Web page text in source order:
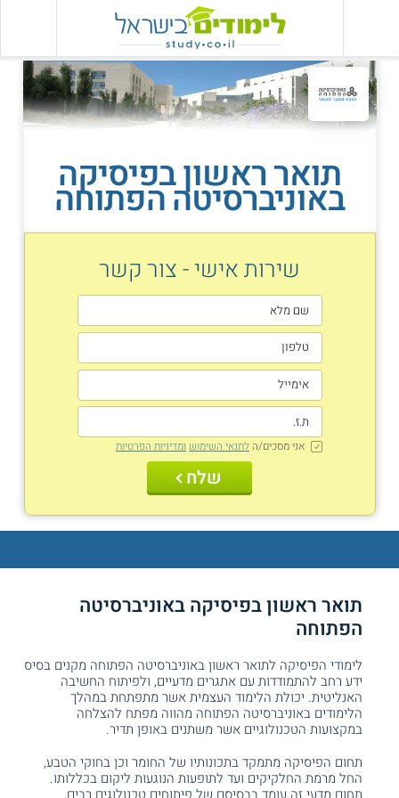
תואר ראשון בפיסיקה
באוניברסיטה הפתוחה
שירות אישי - צור קשר
אני מסכים/ה לתנאי השימוש ומדיניות הפרטיות
שלח
תואר ראשון בפיסיקה באוניברסיטה
הפתוחה
לימודי הפיסיקה לתואר ראשון באוניברסיטה הפתוחה מקנים בסיס
ידע רחב להתמודדות עם אתגרים מדעיים, ולפיתוח החשיבה
האנליטית. יכולת הלימוד העצמית אשר מתפתחת במהלך
הלימודים באוניברסיטה הפתוחה מהווה מפתח להצלחה
במקצועות הטכנולוגיים אשר משתנים באופן תדיר.
תחום הפיסיקה מתמקד בתכונותיו של החומר וכן בחוקי הטבע,
החל מרמת החלקיקים ועד לתופעות הנוגעות ליקום בכללותו.